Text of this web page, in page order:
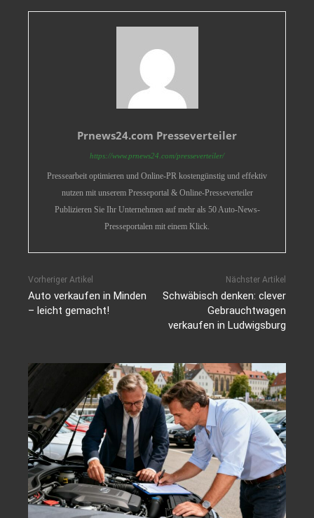
Prnews24.com Presseverteiler
https://www.prnews24.com/presseverteiler/
Pressearbeit optimieren und Online-PR kostengünstig und effektiv
nutzen mit unserem Presseportal & Online-Presseverteiler
Publizieren Sie Ihr Unternehmen auf mehr als 50 Auto-News-
Presseportalen mit einem Klick.
Vorheriger Artikel
Auto verkaufen in Minden
– leicht gemacht!
Nächster Artikel
Schwäbisch denken: clever
Gebrauchtwagen
verkaufen in Ludwigsburg